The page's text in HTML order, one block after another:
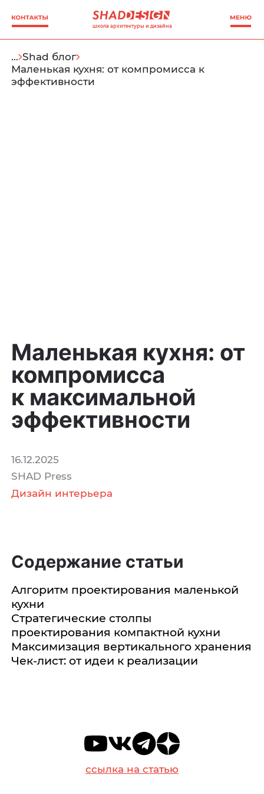
школа архитектуры и дизайна
… Shad блог
Маленькая кухня: от компромисса к
эффективности
Маленькая кухня: от
компромисса
к максимальной
эффективности
16.12.2025
SHAD Press
Дизайн интерьера
Содержание статьи
Алгоритм проектирования маленькой
кухни
Стратегические столпы
проектирования компактной кухни
Максимизация вертикального хранения
Чек-лист: от идеи к реализации
ссылка на статью